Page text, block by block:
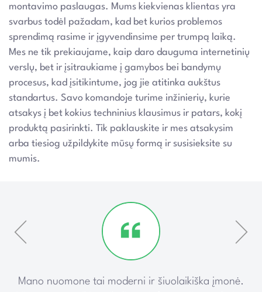
montavimo paslaugas. Mums kiekvienas klientas yra
svarbus todėl pažadam, kad bet kurios problemos
sprendimą rasime ir įgyvendinsime per trumpą laiką.
Mes ne tik prekiaujame, kaip daro dauguma internetinių
verslų, bet ir įsitraukiame į gamybos bei bandymų
procesus, kad įsitikintume, jog jie atitinka aukštus
standartus. Savo komandoje turime inžinierių, kurie
atsakys į bet kokius techninius klausimus ir patars, kokį
produktą pasirinkti. Tik paklauskite ir mes atsakysim
arba tiesiog užpildykite mūsų formą ir susisieksite su
mumis.
Mano nuomone tai moderni ir šiuolaikiška įmonė.